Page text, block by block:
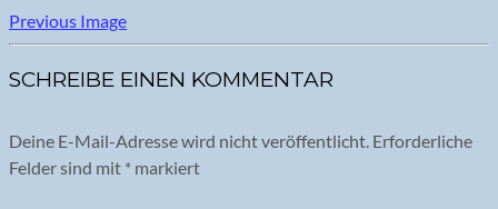
Previous Image
SCHREIBE EINEN KOMMENTAR
Deine E-Mail-Adresse wird nicht veröffentlicht. Erforderliche
Felder sind mit * markiert